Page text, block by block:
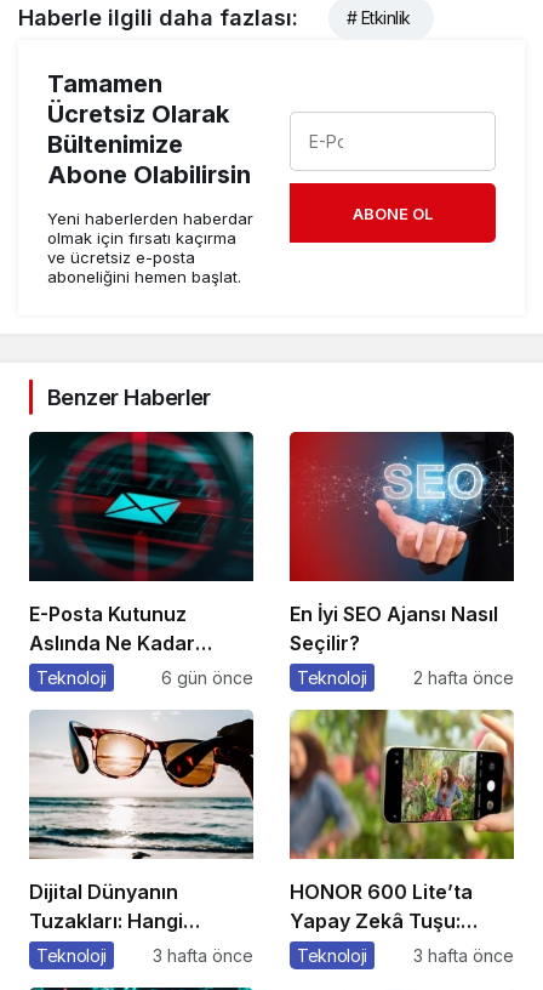
Haberle ilgili daha fazlası: # Etkinlik
Tamamen
Ücretsiz Olarak
Bültenimize
Abone Olabilirsin
Yeni haberlerden haberdar
olmak için fırsatı kaçırma
ve ücretsiz e-posta
aboneliğini hemen başlat.
ABONE OL
Benzer Haberler
E-Posta Kutunuz
Aslında Ne Kadar
Güvenli?
Teknoloji 6 gün önce
En İyi SEO Ajansı Nasıl
Seçilir?
Teknoloji 2 hafta önce
Dijital Dünyanın
Tuzakları: Hangi
Yöntemleri
Teknoloji 3 hafta önce
HONOR 600 Lite’ta
Yapay Zekâ Tuşu:
Özelliklere Erişmenin
Teknoloji 3 hafta önce